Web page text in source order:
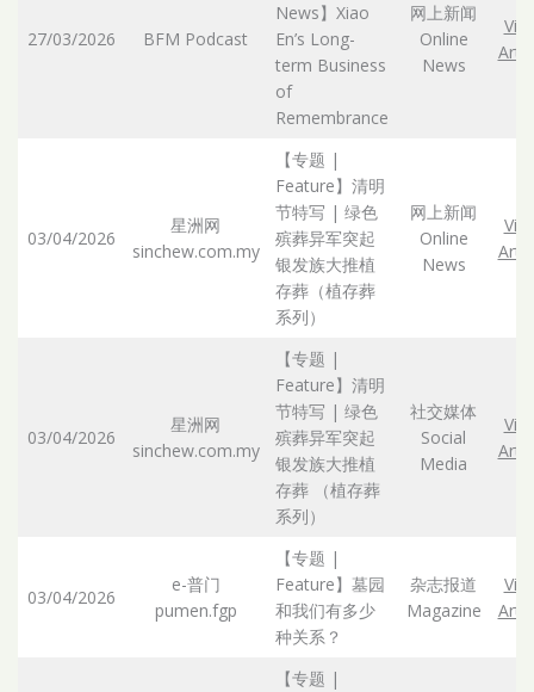
27/03/2026 BFM Podcast
News】Xiao
En’s Long-
term Business
of
Remembrance
网上新闻
Online
News
03/04/2026
星洲网
sinchew.com.my
【专题 |
Feature】清明
节特写 | 绿色
殡葬异军突起
银发族大推植
存葬（植存葬
系列）
网上新闻
Online
News
03/04/2026
星洲网
sinchew.com.my
【专题 |
Feature】清明
节特写 | 绿色
殡葬异军突起
银发族大推植
存葬 （植存葬
系列）
社交媒体
Social
Media
03/04/2026
e-普门
pumen.fgp
【专题 |
Feature】墓园
和我们有多少
种关系？
杂志报道
Magazine
【专题 |